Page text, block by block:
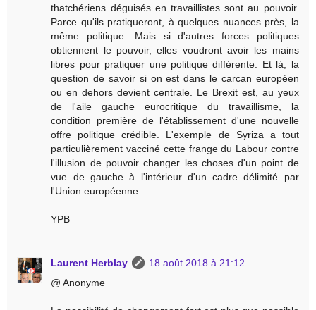
thatchériens déguisés en travaillistes sont au pouvoir.
Parce qu'ils pratiqueront, à quelques nuances près, la
même politique. Mais si d'autres forces politiques
obtiennent le pouvoir, elles voudront avoir les mains
libres pour pratiquer une politique différente. Et là, la
question de savoir si on est dans le carcan européen
ou en dehors devient centrale. Le Brexit est, au yeux
de l'aile gauche eurocritique du travaillisme, la
condition première de l'établissement d'une nouvelle
offre politique crédible. L'exemple de Syriza a tout
particulièrement vacciné cette frange du Labour contre
l'illusion de pouvoir changer les choses d'un point de
vue de gauche à l'intérieur d'un cadre délimité par
l'Union européenne.
YPB
Laurent Herblay
18 août 2018 à 21:12
@ Anonyme